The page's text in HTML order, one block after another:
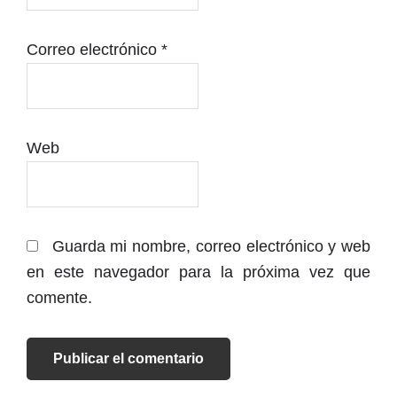
Festival de Málaga: Sección oficial
Correo electrónico *
Web
Guarda mi nombre, correo electrónico y web
en este navegador para la próxima vez que
comente.